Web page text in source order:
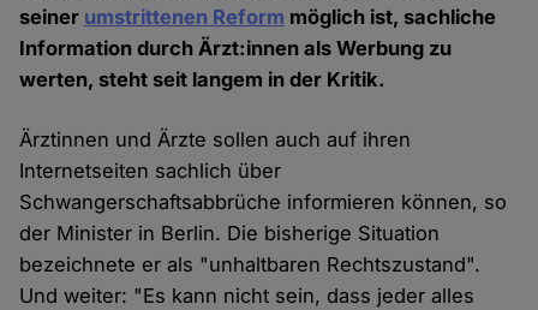
seiner umstrittenen Reform möglich ist, sachliche
Information durch Ärzt:innen als Werbung zu
werten, steht seit langem in der Kritik.
Ärztinnen und Ärzte sollen auch auf ihren
Internetseiten sachlich über
Schwangerschaftsabbrüche informieren können, so
der Minister in Berlin. Die bisherige Situation
bezeichnete er als "unhaltbaren Rechtszustand".
Und weiter: "Es kann nicht sein, dass jeder alles